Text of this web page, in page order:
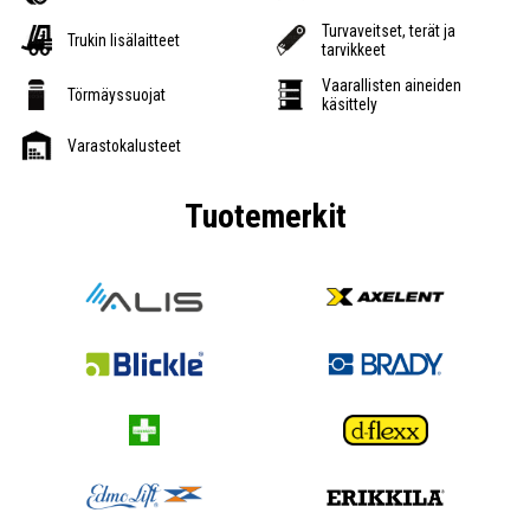
Trukin lisälaitteet
Turvaveitset, terät ja
tarvikkeet
Törmäyssuojat
Vaarallisten aineiden
käsittely
Varastokalusteet
Tuotemerkit